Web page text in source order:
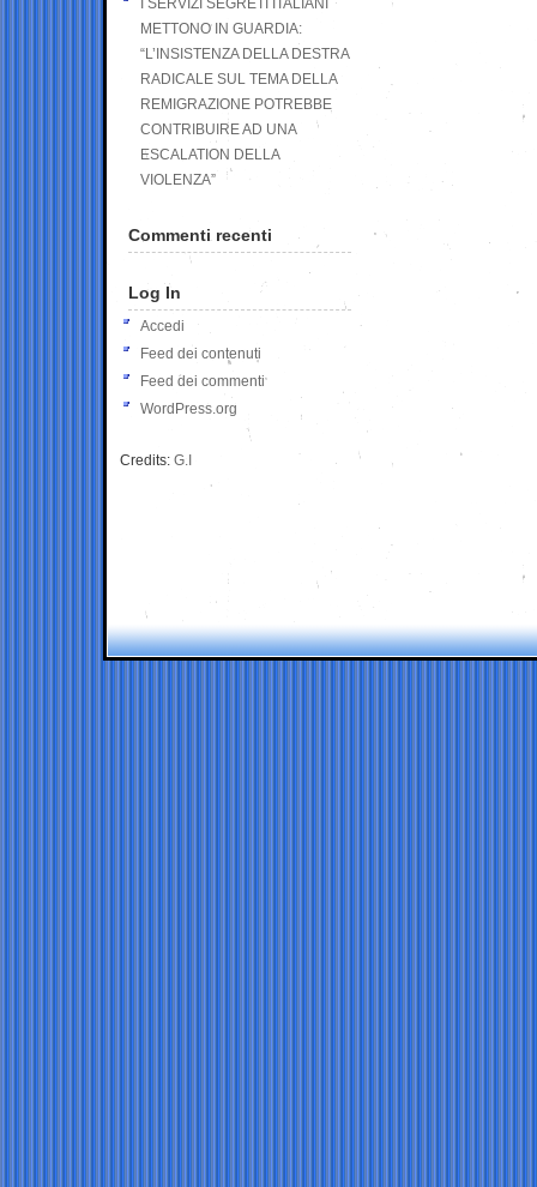
I SERVIZI SEGRETI ITALIANI
METTONO IN GUARDIA:
“L’INSISTENZA DELLA DESTRA
RADICALE SUL TEMA DELLA
REMIGRAZIONE POTREBBE
CONTRIBUIRE AD UNA
ESCALATION DELLA
VIOLENZA”
Commenti recenti
Log In
Accedi
Feed dei contenuti
Feed dei commenti
WordPress.org
Credits: G.I